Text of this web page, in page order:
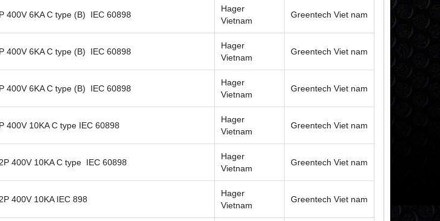
400V 6KA C type (B) IEC 60898
Hager
Vietnam
Greentech Viet nam
400V 6KA C type (B) IEC 60898
Hager
Vietnam
Greentech Viet nam
400V 6KA C type (B) IEC 60898
Hager
Vietnam
Greentech Viet nam
400V 10KA C type IEC 60898
Hager
Vietnam
Greentech Viet nam
400V 10KA C type IEC 60898
Hager
Vietnam
Greentech Viet nam
400V 10KA IEC 898
Hager
Vietnam
Greentech Viet nam